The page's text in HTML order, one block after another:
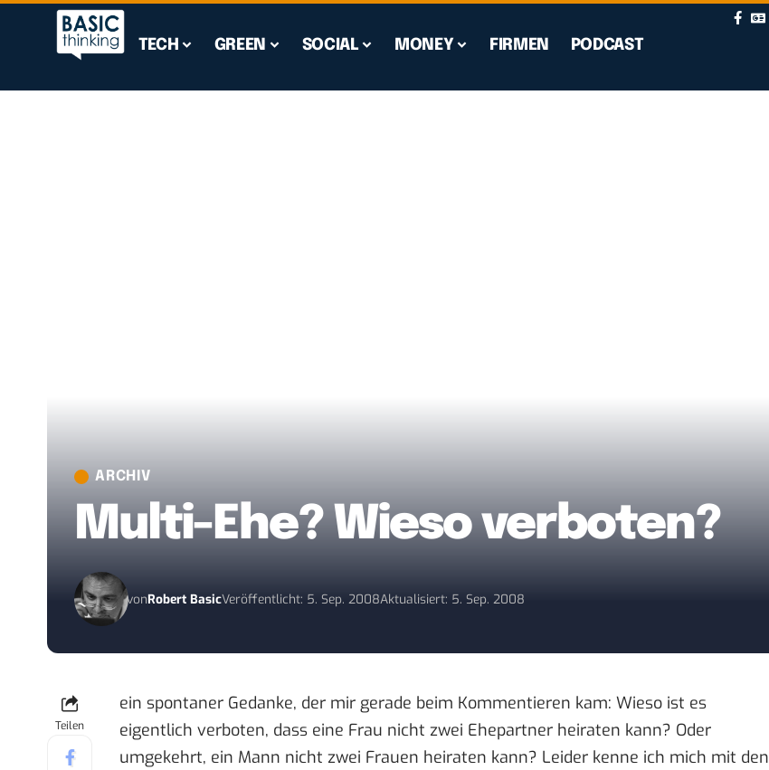
TECH GREEN SOCIAL MONEY FIRMEN PODCAST
ARCHIV
Multi-Ehe? Wieso verboten?
vonRobert BasicVeröffentlicht: 5. Sep. 2008Aktualisiert: 5. Sep. 2008
Teilen
ein spontaner Gedanke, der mir gerade beim Kommentieren kam: Wieso ist es
eigentlich verboten, dass eine Frau nicht zwei Ehepartner heiraten kann? Oder
umgekehrt, ein Mann nicht zwei Frauen heiraten kann? Leider kenne ich mich mit den